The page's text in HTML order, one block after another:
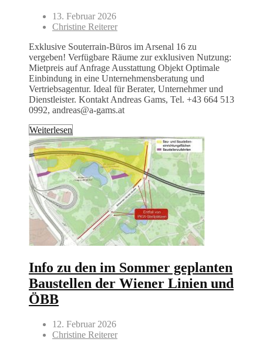
13. Februar 2026
Christine Reiterer
Exklusive Souterrain-Büros im Arsenal 16 zu
vergeben! Verfügbare Räume zur exklusiven Nutzung:
Mietpreis auf Anfrage Ausstattung Objekt Optimale
Einbindung in eine Unternehmensberatung und
Vertriebsagentur. Ideal für Berater, Unternehmer und
Dienstleister. Kontakt Andreas Gams, Tel. +43 664 513
0992, andreas@a-gams.at
Weiterlesen
Info zu den im Sommer geplanten
Baustellen der Wiener Linien und
ÖBB
12. Februar 2026
Christine Reiterer